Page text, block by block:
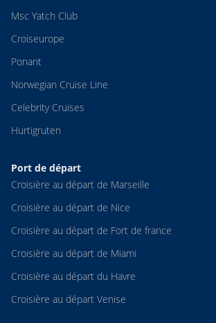
Msc Yatch Club
Croiseurope
Ponant
Norwegian Cruise Line
Celebrity Cruises
Hurtigruten
Port de départ
Croisière au départ de Marseille
Croisière au départ de Nice
Croisière au départ de Fort de france
Croisière au départ de Miami
Croisière au départ du Havre
Croisière au départ Venise